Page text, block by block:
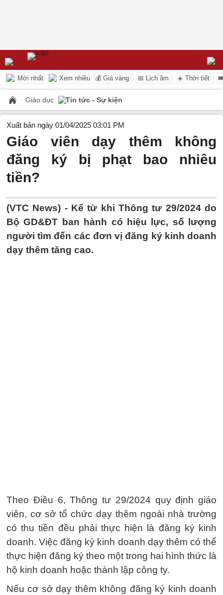
Mới nhất Xem nhiều 💰 Giá vàng 📅 Lịch âm ☀️ Thời tiết
Giáo dục Tin tức - Sự kiện
Xuất bản ngày 01/04/2025 03:01 PM
Giáo viên dạy thêm không
đăng ký bị phạt bao nhiêu
tiền?
(VTC News) - Kể từ khi Thông tư 29/2024 do
Bộ GD&ĐT ban hành có hiệu lực, số lượng
người tìm đến các đơn vị đăng ký kinh doanh
dạy thêm tăng cao.
Theo Điều 6, Thông tư 29/2024 quy định giáo
viên, cơ sở tổ chức dạy thêm ngoài nhà trường
có thu tiền đều phải thực hiện là đăng ký kinh
doanh. Việc đăng ký kinh doanh dạy thêm có thể
thực hiện đăng ký theo một trong hai hình thức là
hộ kinh doanh hoặc thành lập công ty.
Nếu cơ sở dạy thêm không đăng ký kinh doanh